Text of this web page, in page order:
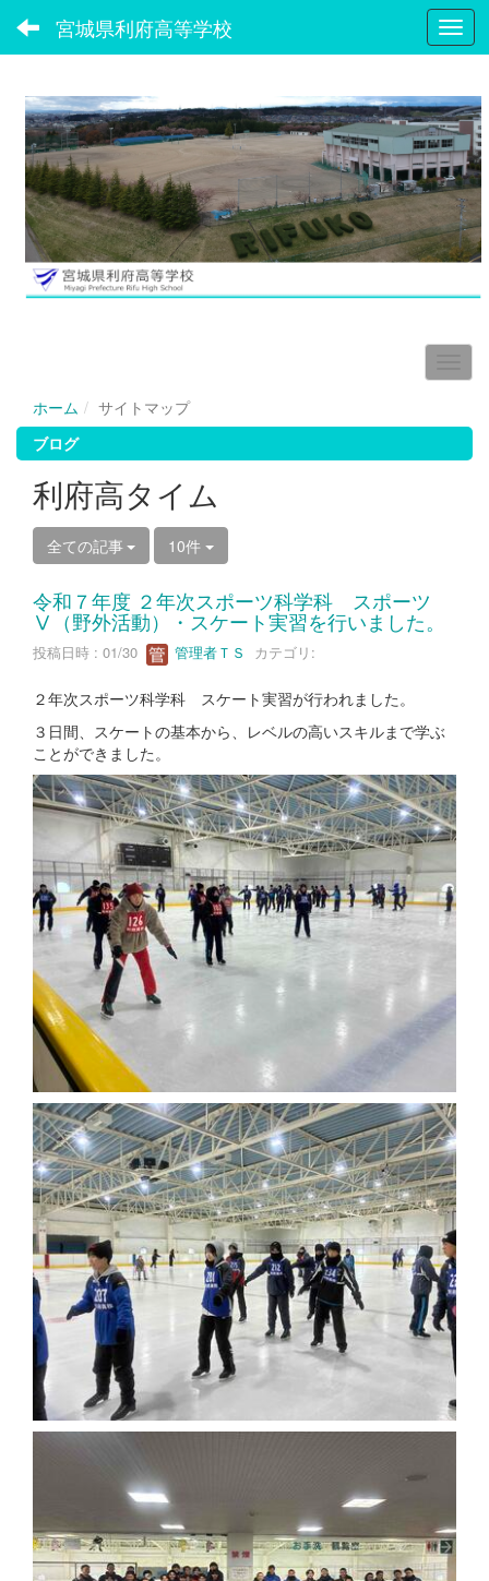
宮城県利府高等学校
ホーム
サイトマップ
ブログ
利府高タイム
全ての記事 10件
令和７年度 ２年次スポーツ科学科 スポーツ
Ⅴ（野外活動）・スケート実習を行いました。
投稿日時 : 01/30 管理者ＴＳ カテゴリ:
２年次スポーツ科学科 スケート実習が行われました。
３日間、スケートの基本から、レベルの高いスキルまで学ぶ
ことができました。